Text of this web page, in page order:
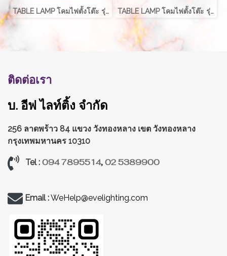
TABLE LAMP โคมไฟตั้งโต๊ะ รุ่น EVE-00215 TABLE LAMP โคมไฟตั้งโต๊ะ รุ่น EVE-00212
ติดต่อเรา
บ. อีฟ ไลท์ติ้ง จำกัด
256 ลาดพร้าว 84 แขวง วังทองหลาง เขต วังทองหลาง
กรุงเทพมหานคร 10310
Tel : 094 7895514,02 5389900
Email :WeHelp@evelighting.com